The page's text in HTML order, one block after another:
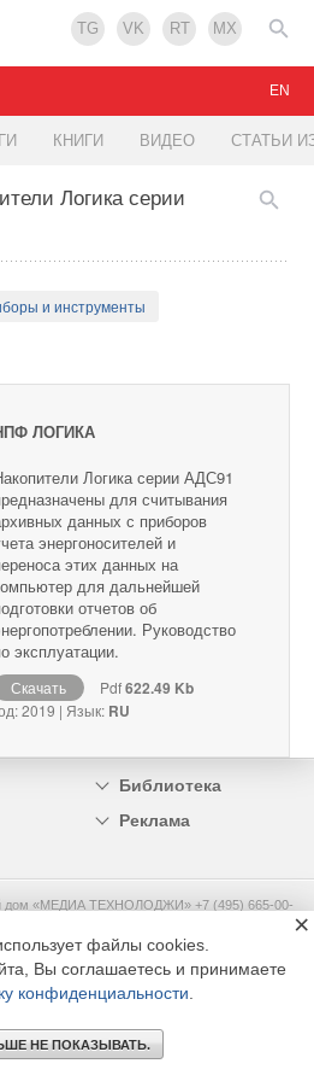
TG VK RT MX
КНИГИ ВИДЕО СТАТЬИ
EN
Логика серии
и инструменты
ЛОГИКА
Логика серии АДС91
для считывания
данных с приборов
энергоносителей и
этих данных на
для дальнейшей
отчетов об
Руководство
эксплуатации.
Скачать Pdf622.49 Kb
2019 | Язык: RU
Библиотека
Реклама
дом «МЕДИА ТЕХНОЛОДЖИ» +7 (495) 665-00-
файлы cookies.
Вы соглашаетесь и принимаете
конфиденциальности
НЕ ПОКАЗЫВАТЬ.
×